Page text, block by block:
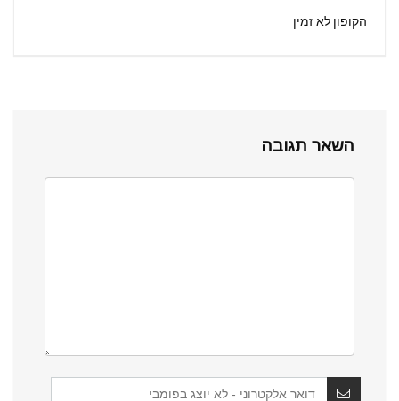
הקופון לא זמין
השאר תגובה